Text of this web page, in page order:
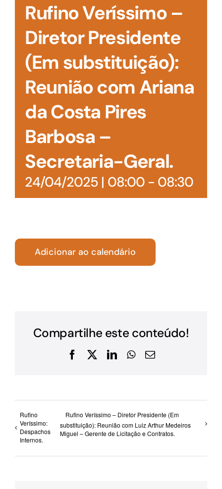
Rufino Veríssimo –
Diretor Presidente
(Em substituição):
Reunião com Ariana
da Costa Pires
Barbosa –
Secretaria-Geral.
24/04/2025 | 08:00- 08:30
Adicionar ao calendário
Compartilhe este conteúdo!
Facebook
X LinkedInWhatsApp
E-
Rufino
Veríssimo:
Despachos
Internos.
Rufino Veríssimo – Diretor Presidente (Em
substituição): Reunião com Luiz Arthur Medeiros
Miguel – Gerente de Licitação e Contratos.